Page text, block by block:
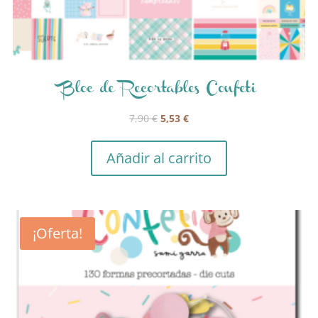
Bloc de Recortables Confeti
7,90€ El
original
era:
5,53 €El
actual
es:
Añadir al carrito
¡Oferta!